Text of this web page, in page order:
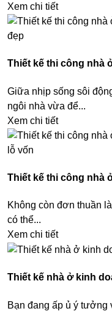
Xem chi tiết
Thiết kế thi công nhà
Giữa nhịp sống sôi
ngôi nhà vừa để...
Xem chi tiết
Thiết kế thi công nhà
Không còn đơn thuần
có thể...
Xem chi tiết
Thiết kế nhà ở kinh
Bạn đang ấp ủ ý